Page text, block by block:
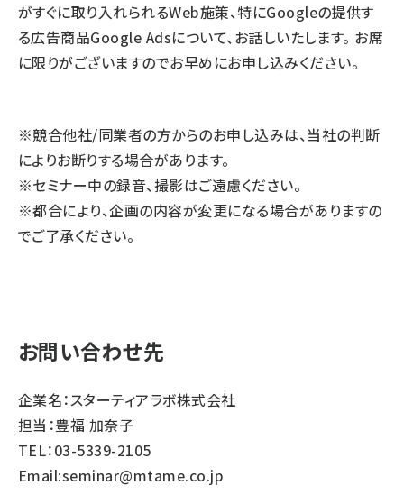
がすぐに取り入れられるWeb施策、特にGoogleの提供す
る広告商品Google Adsについて、お話しいたします。 お席
に限りがございますのでお早めにお申し込みください。
※競合他社/同業者の方からのお申し込みは、当社の判断
によりお断りする場合があります。
※セミナー中の録音、撮影はご遠慮ください。
※都合により、企画の内容が変更になる場合がありますの
でご了承ください。
お問い合わせ先
企業名：スターティアラボ株式会社
担当：豊福 加奈子
TEL：03-5339-2105
Email:seminar@mtame.co.jp